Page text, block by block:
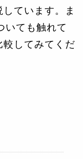
ています。ま
いても触れて
較してみてくだ